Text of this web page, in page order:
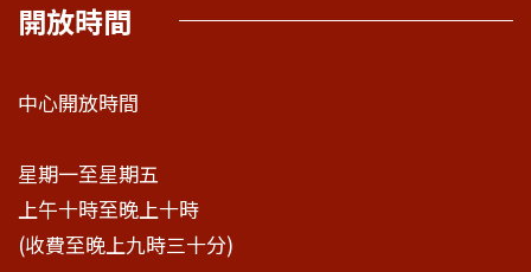
開放時間
中心開放時間
星期一至星期五
上午十時至晚上十時
(收費至晚上九時三十分)